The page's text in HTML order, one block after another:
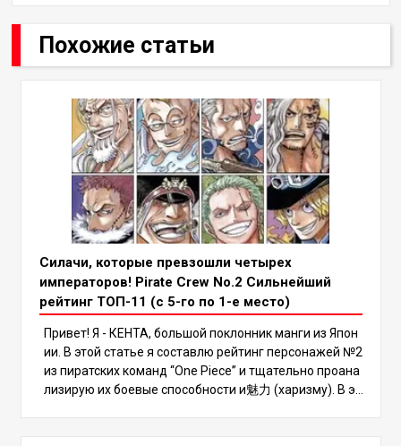
Похожие статьи
Силачи, которые превзошли четырех
императоров! Pirate Crew No.2 Сильнейший
рейтинг ТОП-11 (с 5-го по 1-е место)
Привет! Я - КЕНТА, большой поклонник манги из Япон
ии. В этой статье я составлю рейтинг персонажей №2
из пиратских команд “One Piece” и тщательно проана
лизирую их боевые способности и魅力 (харизму). В эт